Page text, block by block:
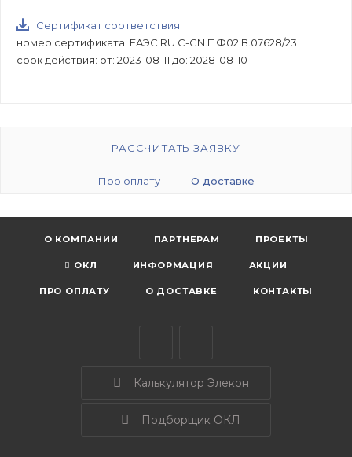
Сертификат соответствия
номер сертификата: EAЭС RU C-CN.ПФ02.В.07628/23
срок действия: от: 2023-08-11 до: 2028-08-10
РАССЧИТАТЬ ЗАЯВКУ
Про оплату О доставке
О КОМПАНИИ ПАРТНЕРАМ ПРОЕКТЫ
ОКЛ ИНФОРМАЦИЯ АКЦИИ
ПРО ОПЛАТУ О ДОСТАВКЕ КОНТАКТЫ
Калькулятор Элекон
Подборщик ОКЛ